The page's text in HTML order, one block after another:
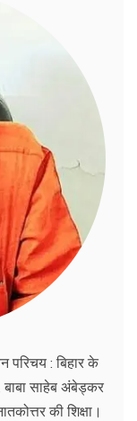
परिचय : बिहार के
साहेब अंबेड्कर
की शिक्षा।